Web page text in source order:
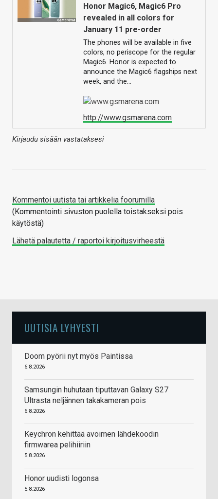
Honor Magic6, Magic6 Pro
revealed in all colors for
January 11 pre-order
The phones will be available in five
colors, no periscope for the regular
Magic6. Honor is expected to
announce the Magic6 flagships next
week, and the…
http://www.gsmarena.com
Kirjaudu sisään vastataksesi
Kommentoi uutista tai artikkelia foorumilla
(Kommentointi sivuston puolella toistakseksi pois
käytöstä)
Lähetä palautetta / raportoi kirjoitusvirheestä
UUTISIA LYHYESTI
Doom pyörii nyt myös Paintissa
6.8.2026
Samsungin huhutaan tiputtavan Galaxy S27
Ultrasta neljännen takakameran pois
6.8.2026
Keychron kehittää avoimen lähdekoodin
firmwarea pelihiiriin
5.8.2026
Honor uudisti logonsa
5.8.2026